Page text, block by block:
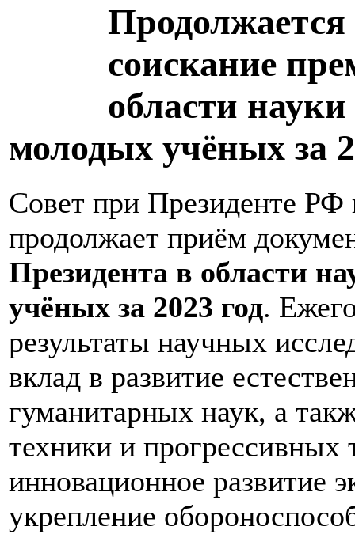
соискание
области
молодых учёных за
Совет при Президенте РФ
продолжает приём
Президента в области
учёных за 2023 год.
результаты научных
вклад в развитие
гуманитарных наук, а
техники и
инновационное развитие
укрепление